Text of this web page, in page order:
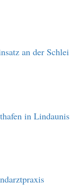
an der Schlei
in Lindaunis